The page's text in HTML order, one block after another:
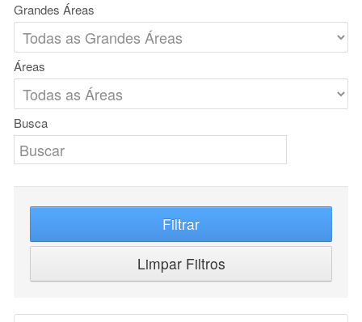
Grandes Áreas
Áreas
Busca
Filtrar
Limpar Filtros